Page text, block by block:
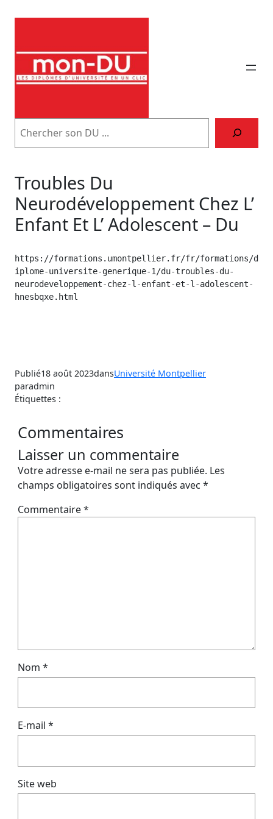
son
Troubles Du
Neurodéveloppement Chez L’
Enfant Et L’ Adolescent – Du
https://formations.umontpellier.fr/fr/formations/d
iplome-universite-generique-1/du-troubles-du-
neurodeveloppement-chez-l-enfant-et-l-adolescent-
hnesbqxe.html
Publié18 août 2023dansUniversité Montpellier
paradmin
Étiquettes :
Commentaires
Laisser un commentaire
Votre adresse e-mail ne sera pas publiée. Les
champs obligatoires sont indiqués avec *
Commentaire*
Nom *
E-mail *
Site web